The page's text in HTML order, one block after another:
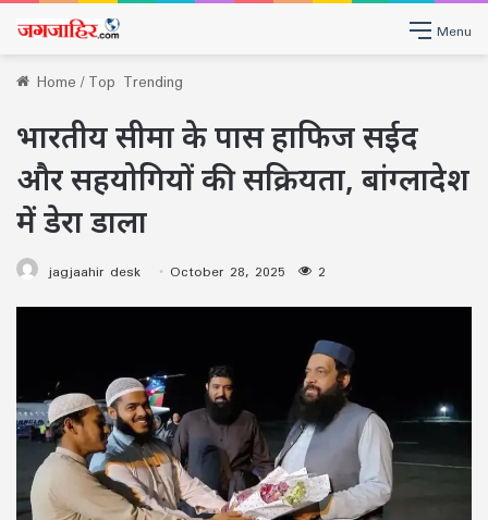
Menu
Home/Top Trending
भारतीय सीमा के पास हाफिज सईद
और सहयोगियों की सक्रियता, बांग्लादेश
में डेरा डाला
jagjaahir desk October 28, 2025 2